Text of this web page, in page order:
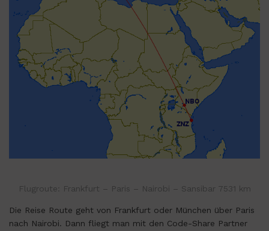
Flugroute: Frankfurt – Paris – Nairobi – Sansibar 7531 km
Die Reise Route geht von Frankfurt oder München über Paris
nach Nairobi. Dann fliegt man mit den Code-Share Partner